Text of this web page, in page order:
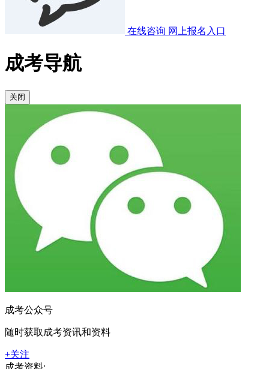
在线咨询 网上报名入口
成考导航
关闭
成考公众号
随时获取成考资讯和资料
+关注
成考资料: